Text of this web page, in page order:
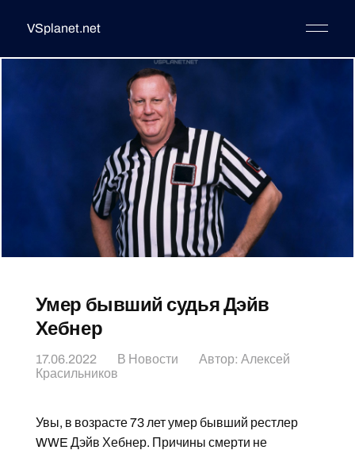
VSplanet.net
Умер бывший судья Дэйв
Хебнер
17.06.2022 В Новости Автор: Алексей
Красильников
Увы, в возрасте 73 лет умер бывший рестлер
WWE Дэйв Хебнер. Причины смерти не